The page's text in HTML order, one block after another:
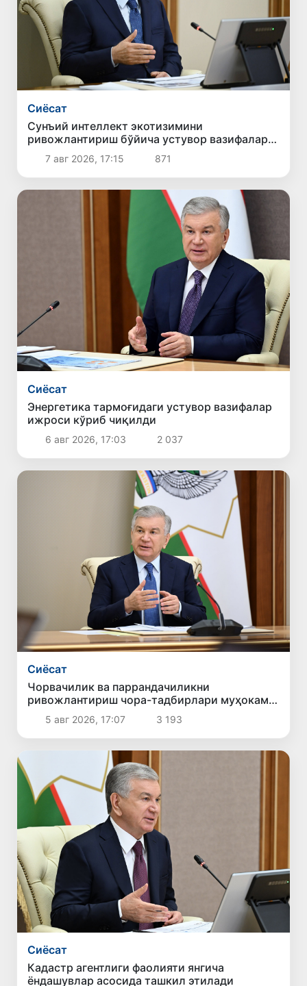
Сиёсат
Сунъий интеллект экотизимини
ривожлантириш бўйича устувор вазифалар
белгиланди
7 авг 2026, 17:15 871
Сиёсат
Энергетика тармоғидаги устувор вазифалар
ижроси кўриб чиқилди
6 авг 2026, 17:03 2 037
Сиёсат
Чорвачилик ва паррандачиликни
ривожлантириш чора-тадбирлари муҳокама
қилинди
5 авг 2026, 17:07 3 193
Сиёсат
Кадастр агентлиги фаолияти янгича
ёндашувлар асосида ташкил этилади